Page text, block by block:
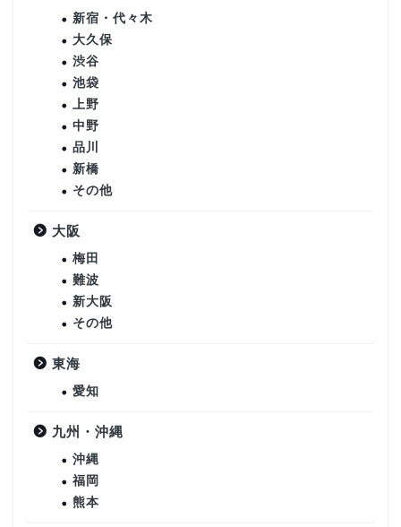
新宿・代々木
大久保
渋谷
池袋
上野
中野
品川
新橋
その他
大阪
梅田
難波
新大阪
その他
東海
愛知
九州・沖縄
沖縄
福岡
熊本